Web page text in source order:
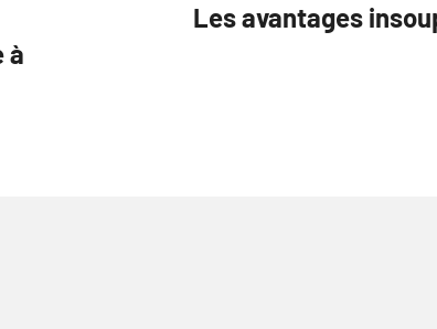
à
Les avantages